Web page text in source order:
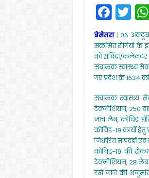
F
a
c
e
b
o
k
T
w
itt
er
बेमेतरा| 06
संक्रमित रोगियों
को संविदा/कलेक्टर
संचालक स्वास्थ्य
गए प्रदेश के 1634
संचालक स्वास्थ्य
टेक्नीशियन, 250
जांच लैब, कोविड
कोविड-19 कार्यों हेतु
निर्धारित मापदंडों
कोविड-19 की
टेक्नीशियन, 28 लैब
रखे जाने की अनुमति